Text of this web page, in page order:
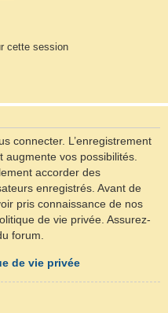
cette session
connecter. L’enregistrement
augmente vos possibilités.
accorder des
enregistrés. Avant de
pris connaissance de nos
de vie privée. Assurez-
forum.
de vie privée